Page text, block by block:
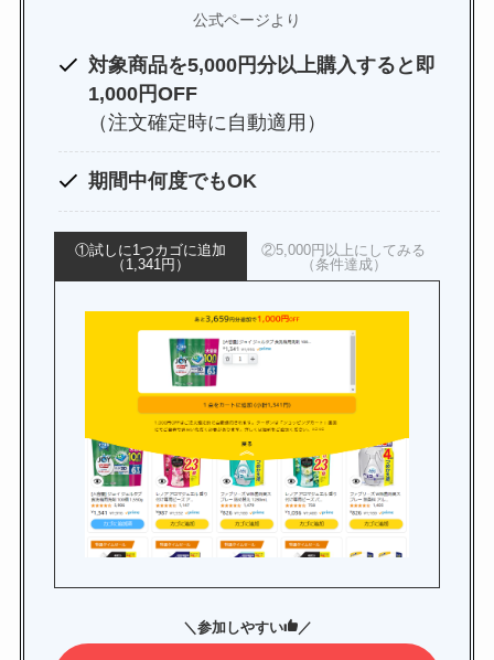
公式ページより
対象商品を5,000円分以上購入すると即
1,000円OFF
（注文確定時に自動適用）
期間中何度でもOK
①試しに1つカゴに追加
（1,341円）
②5,000円以上にしてみる
（条件達成）
＼参加しやすい ／